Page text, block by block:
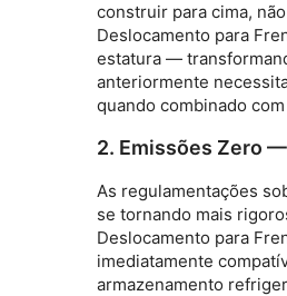
construir para cima,
Deslocamento para
estatura —
anteriormente
quando combinado
2. Emissões Zero
As regulamentações
se tornando mais
Deslocamento para
imediatamente
armazenamento